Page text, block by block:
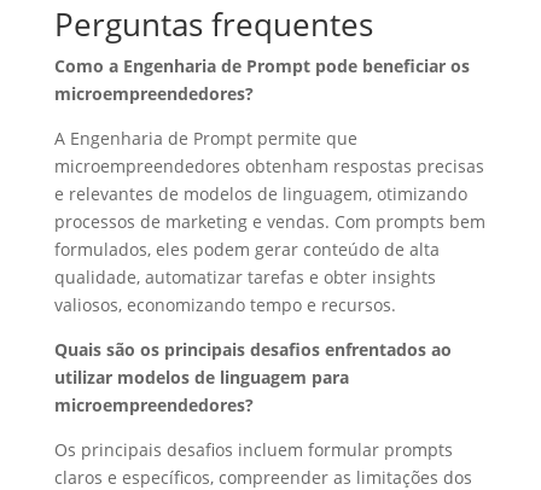
Perguntas frequentes
Como a Engenharia de Prompt pode beneficiar os
microempreendedores?
A Engenharia de Prompt permite que
microempreendedores obtenham respostas precisas
e relevantes de modelos de linguagem, otimizando
processos de marketing e vendas. Com prompts bem
formulados, eles podem gerar conteúdo de alta
qualidade, automatizar tarefas e obter insights
valiosos, economizando tempo e recursos.
Quais são os principais desafios enfrentados ao
utilizar modelos de linguagem para
microempreendedores?
Os principais desafios incluem formular prompts
claros e específicos, compreender as limitações dos